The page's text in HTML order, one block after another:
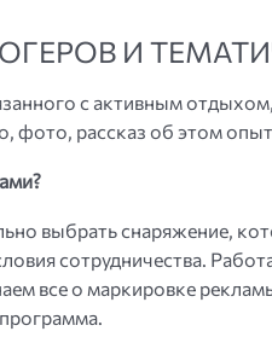
И
с активным
фото, рассказ об этом
выбрать снаряжение,
сотрудничества.
все о маркировке